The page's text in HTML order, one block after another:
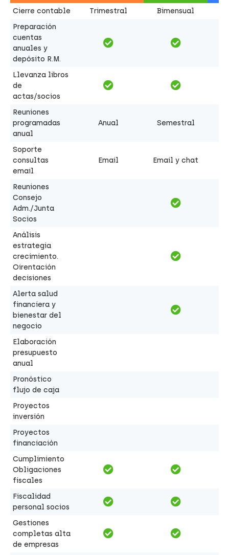
Cierre contable Trimestral
Bimensual
Preparación
cuentas
anuales y
depósito R.M.
Llevanza libros
de
actas/socios
Reuniones
programadas
anual
Anual Semestral
Soporte
consultas
email
Email Email y chat
Reuniones
Consejo
Adm./Junta
Socios
Análisis
estrategia
crecimiento.
Oirentación
decisiones
Alerta salud
financiera y
bienestar del
negocio
Elaboración
presupuesto
anual
Pronóstico
flujo de caja
Proyectos
inversión
Proyectos
financiación
Cumplimiento
Obligaciones
fiscales
Fiscalidad
personal socios
Gestiones
completas alta
de empresas